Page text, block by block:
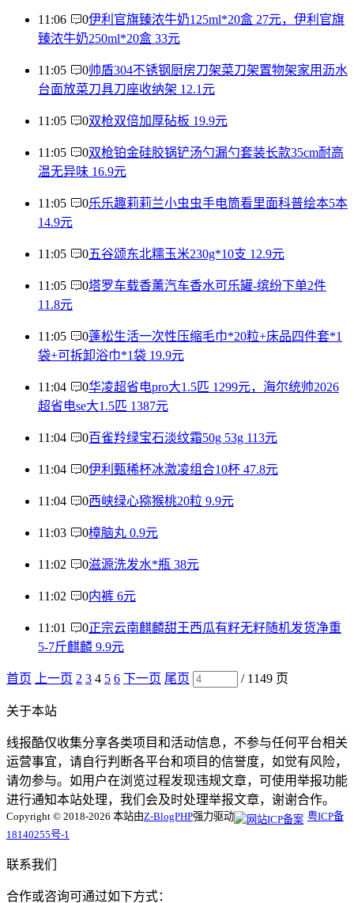
11:06 0伊利官旗臻浓牛奶125ml*20盒 27元，伊利官旗
臻浓牛奶250ml*20盒 33元
11:05 0帅盾304不锈钢厨房刀架菜刀架置物架家用沥水
台面放菜刀具刀座收纳架 12.1元
11:05 0双枪双倍加厚砧板 19.9元
11:05 0双枪铂金硅胶锅铲汤勺漏勺套装长款35cm耐高
温无异味 16.9元
11:05 0乐乐趣莉莉兰小虫虫手电筒看里面科普绘本5本
14.9元
11:05 0五谷颂东北糯玉米230g*10支 12.9元
11:05 0塔罗车载香薰汽车香水可乐罐-缤纷下单2件
11.8元
11:05 0蓬松生活一次性压缩毛巾*20粒+床品四件套*1
袋+可拆卸浴巾*1袋 19.9元
11:04 0华凌超省电pro大1.5匹 1299元，海尔统帅2026
超省电se大1.5匹 1387元
11:04 0百雀羚绿宝石淡纹霜50g 53g 113元
11:04 0伊利甄稀杯冰激凌组合10杯 47.8元
11:04 0西峡绿心猕猴桃20粒 9.9元
11:03 0樟脑丸 0.9元
11:02 0滋源洗发水*瓶 38元
11:02 0内裤 6元
11:01 0正宗云南麒麟甜王西瓜有籽无籽随机发货净重
5-7斤麒麟 9.9元
首页 上一页 2 3 4 5 6 下一页 尾页 / 1149 页
关于本站
线报酷仅收集分享各类项目和活动信息，不参与任何平台相关
运营事宜，请自行判断各平台和项目的信誉度，如觉有风险，
请勿参与。如用户在浏览过程发现违规文章，可使用举报功能
进行通知本站处理，我们会及时处理举报文章，谢谢合作。
Copyright © 2018-2026 本站由Z-BlogPHP强力驱动
粤ICP备
18140255号-1
联系我们
合作或咨询可通过如下方式：